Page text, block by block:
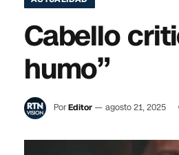
Cabello
humo”
PorEditor agosto 21, 2025